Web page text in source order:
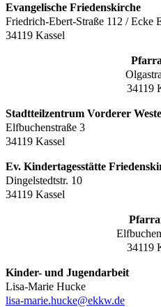
Evangelische Friedenskirche
Friedrich-Ebert-Straße 112 / Ecke
34119 Kassel
34119
Stadtteilzentrum Vorderer
Elfbuchenstraße 3
34119 Kassel
Ev. Kindertagesstätte
Dingelstedtstr. 10
34119 Kassel
34119
Kinder- und Jugendarbeit
Lisa-Marie Hucke
lisa-marie.hucke@ekkw.de